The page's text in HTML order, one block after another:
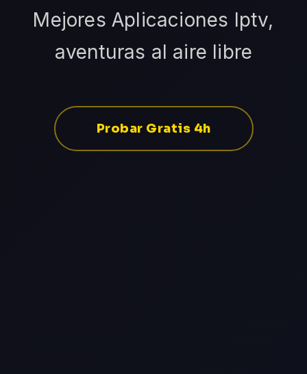
Mejores Aplicaciones Iptv,
aventuras al aire libre
Probar Gratis 4h